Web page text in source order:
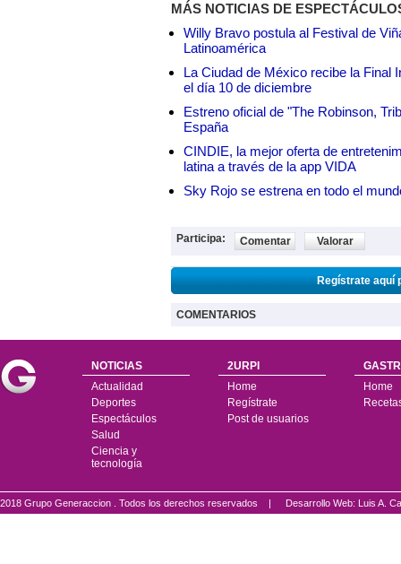
MÁS NOTICIAS DE
Willy Bravo postula al Festival de
Latinoamérica
La Ciudad de México recibe la Final
el día 10 de diciembre
Estreno oficial de "The Robinson,
España
CINDIE, la mejor oferta de
latina a través de la app VIDA
Sky Rojo se estrena en todo el
Participa: Comentar Valorar
Regístrate aquí
COMENTARIOS
NOTICIAS
Actualidad
Deportes
Espectáculos
Salud
Ciencia y
tecnología
2URPI
Home
Regístrate
Post de usuarios
Home
2018 Grupo Generaccion . Todos los derechos reservados | Desarrollo Web: Luis